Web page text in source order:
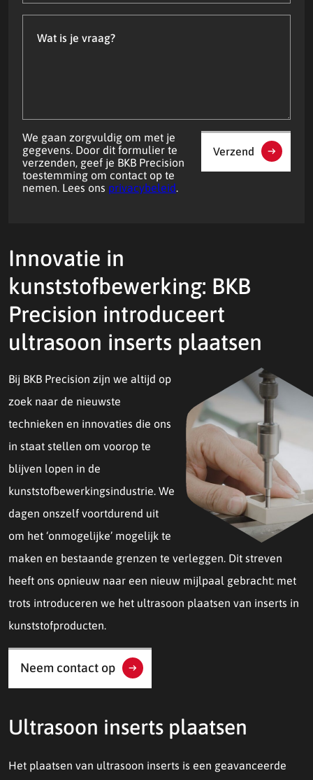
We gaan zorgvuldig om met je
gegevens. Door dit formulier te
verzenden, geef je BKB Precision
toestemming om contact op te
nemen. Lees ons privacybeleid.
Verzend
Innovatie in
kunststofbewerking: BKB
Precision introduceert
ultrasoon inserts plaatsen
Bij BKB Precision zijn we altijd op
zoek naar de nieuwste
technieken en innovaties die ons
in staat stellen om voorop te
blijven lopen in de
kunststofbewerkingsindustrie. We
dagen onszelf voortdurend uit
om het ‘onmogelijke’ mogelijk te
maken en bestaande grenzen te verleggen. Dit streven
heeft ons opnieuw naar een nieuw mijlpaal gebracht: met
trots introduceren we het ultrasoon plaatsen van inserts in
kunststofproducten.
Neem contact op
Ultrasoon inserts plaatsen
Het plaatsen van ultrasoon inserts is een geavanceerde